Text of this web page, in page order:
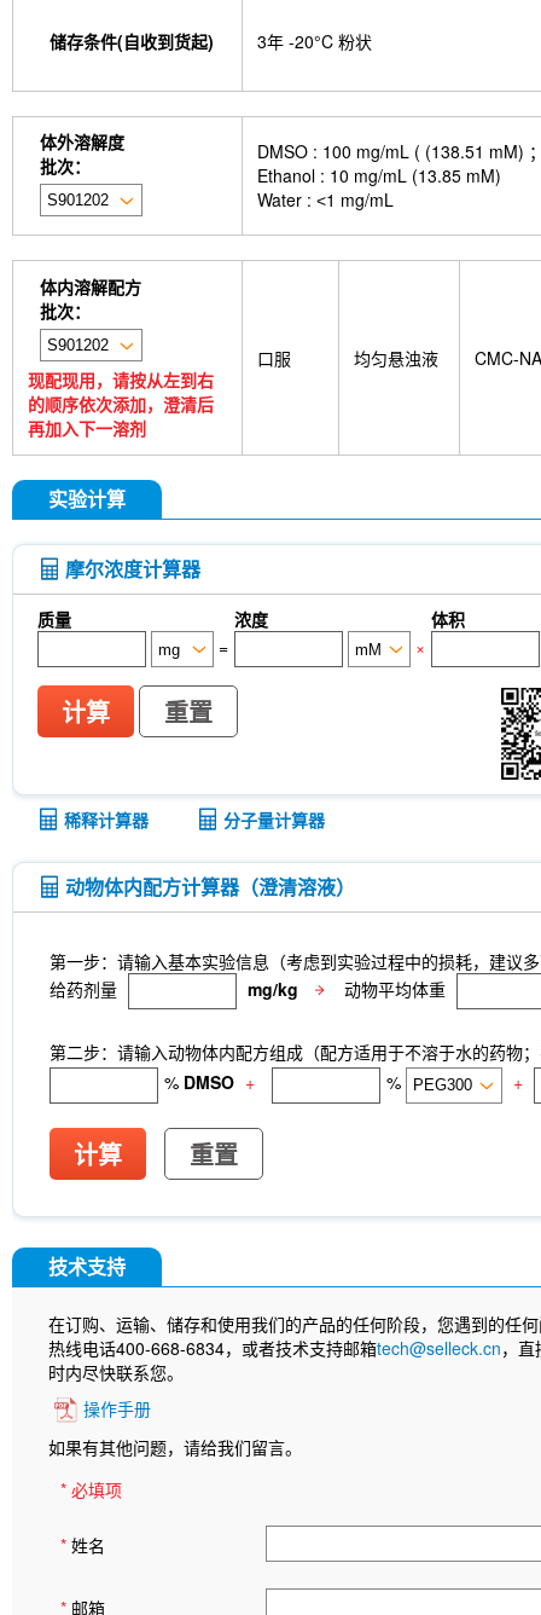
Antibody (Rabbit mAb) [M19D5]
NK1.1 Antibody [PK136]
PB Mouse NK1.1
hydrochloride
ATP5A1 Rabbit Recombinant
Monocrotaline
Angelic acid Succinic acid
GDF15 Antibody (Rabbit mAb) [G3D13]
Ecliptasaponin A
23-Hydroxybetulinic acid
Ginsenoside Rk1
Sinensetin Isoscopoletin
acid
2'-deoxyguanosine
Phenylacetaldehyde
D-Fructose-1,6-diphosphate trisodium salt
DHA (Docosahexaenoic Acid)
AGI 1067
CTX-0294885
P7C3-A20 IPTG
PZ-2891
monophosphate
Thioacetamide
N-butyl-N-(4-hydroxybutyl)
Skimmianine
Achyranthes bidentata root Extract
MRTX0902
cellulose (Viscosity:100000mPa.s)
Ovalbumin
Samrotamab (Anti-LRRC15 / LIB)
Anti-DKK1
Sortilin / SORT1)
Anti-mouse Ly6G/Ly6C (Gr-
Anti-rat Kappa Immunoglobulin Light Chain-
p27
[J23P13]
Cytokeratin 17 Antibody (Rabbit
[A17G4]
NDUFB8 Antibody (Rabbit mAb)
mAb) [G24G18]
X5050
ITCH Antibody
Junctional Adhesion Molecule 1/JAM-A
mAb) [E19P8]
COUP-TFII Antibody (Rabbit
[N13F4]
dTRIM24 A-484954 Rupintrivir
CTR1 Antibody (Rabbit mAb) [A18L7]
FITC
Netrin 1 Antibody (Rabbit mAb) [B4C16]
储存条件(自收到货起) 3年 -20°C 粉状
体外溶解度
批次：
DMSO : 100 mg/mL ( (138.51 mM)
Ethanol : 10 mg/mL (13.85 mM)
Water : ˂1 mg/mL
体内溶解配方
批次：
现配现用，请按从左到右
的顺序依次添加，澄清后
再加入下一溶剂
口服 均匀悬浊液 CMC-NA
实验计算
摩尔浓度计算器
质量 浓度
体积
=
×
计算 重置
稀释计算器 分子量计算器
动物体内配方计算器（澄清溶液）
第一步：请输入基本实验信息（考虑到实验过程中的损耗，建议
给药剂量
mg/kg 动物平均体重
第二步：请输入动物体内配方组成（配方适用于不溶于水的药物
% DMSO + % +
计算 重置
技术支持
在订购、运输、储存和使用我们的产品的任何阶段，您遇到的任
热线电话400-668-6834，或者技术支持邮箱tech@selleck.cn，
时内尽快联系您。
操作手册
如果有其他问题，请给我们留言。
* 必填项
* 姓名
* 邮箱